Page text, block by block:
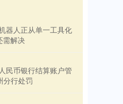
器人正从单一工具化
需解决
民币银行结算账户管
分行处罚